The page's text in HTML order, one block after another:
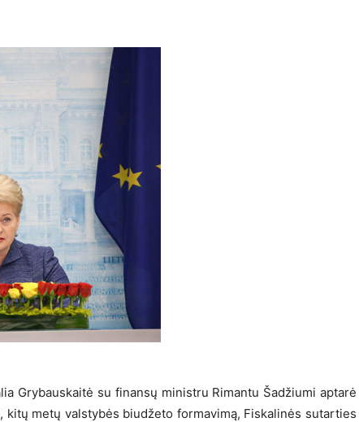
Grybauskaitė su finansų ministru Rimantu Šadžiumi aptarė
metų valstybės biudžeto formavimą, Fiskalinės sutarties